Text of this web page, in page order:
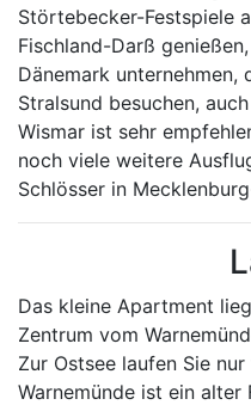
Störtebecker-Festspiele
Fischland-Darß
Dänemark unternehmen,
Stralsund besuchen,
Wismar ist sehr
noch viele weitere
Schlösser in
Das kleine Apartment
Zentrum vom
Zur Ostsee laufen Sie
Warnemünde ist ein